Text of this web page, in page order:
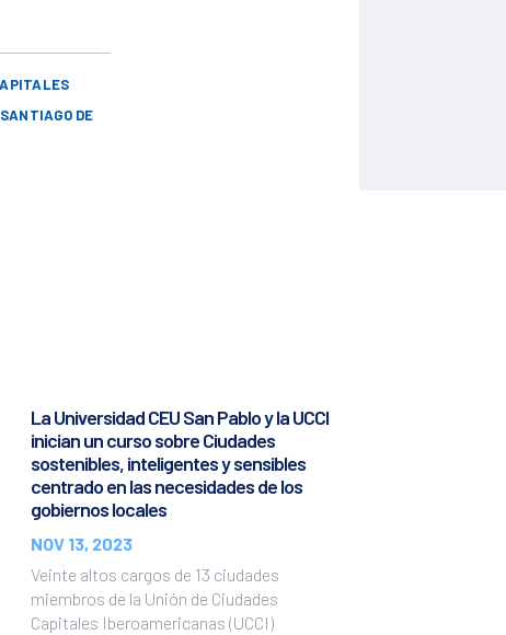
DE
La Universidad CEU San Pablo y la UCCI
inician un curso sobre Ciudades
sostenibles, inteligentes y sensibles
centrado en las necesidades de los
gobiernos locales
NOV 13, 2023
Veinte altos cargos de 13 ciudades
miembros de la Unión de Ciudades
Capitales Iberoamericanas (UCCI)